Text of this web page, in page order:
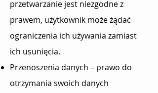
przetwarzanie jest niezgodne z
prawem, użytkownik może żądać
ograniczenia ich używania zamiast
ich usunięcia.
Przenoszenia danych – prawo do
otrzymania swoich danych